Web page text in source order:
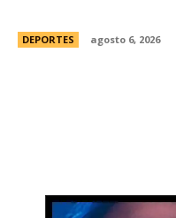
DEPORTES agosto 6, 2026